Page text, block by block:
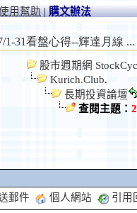
用幫助|購文辦法
股市週期網
Kurich.Club.
長期投資論壇
查閱主題：
郵件 個人網站 引用